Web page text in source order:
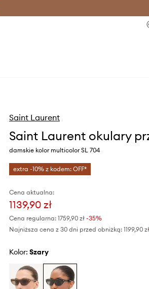
Saint Laurent
Saint Laurent okulary
damskie kolor multicolor SL 704
extra -10% z kodem: OFF*
Cena aktualna:
1139,90 zł
Cena regularna: 1759,90 zł-35%
Najniższa cena z 30 dni przed obniżką: 1199,90 zł
Kolor: szary